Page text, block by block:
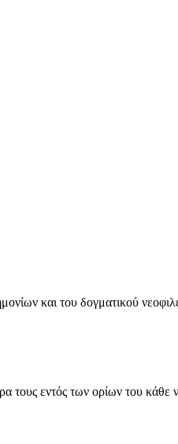
και του δογματικού
τους εντός των ορίων του κάθε